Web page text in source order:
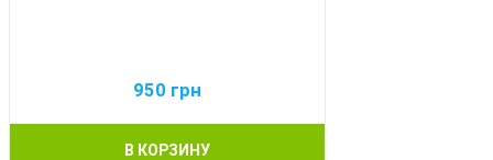
950 грн
В КОРЗИНУ